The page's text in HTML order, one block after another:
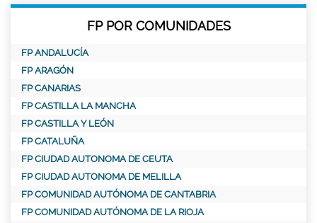
FP POR COMUNIDADES
FP ANDALUCÍA
FP ARAGÓN
FP CANARIAS
FP CASTILLA LA MANCHA
FP CASTILLA Y LEÓN
FP CATALUÑA
FP CIUDAD AUTONOMA DE CEUTA
FP CIUDAD AUTONOMA DE MELILLA
FP COMUNIDAD AUTÓNOMA DE CANTABRIA
FP COMUNIDAD AUTÓNOMA DE LA RIOJA